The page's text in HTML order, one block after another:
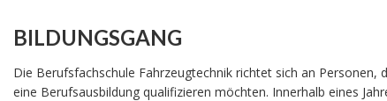
BILDUNGSGANG
Die Berufsfachschule Fahrzeugtechnik richtet sich an
eine Berufsausbildung qualifizieren möchten. Innerhalb eines